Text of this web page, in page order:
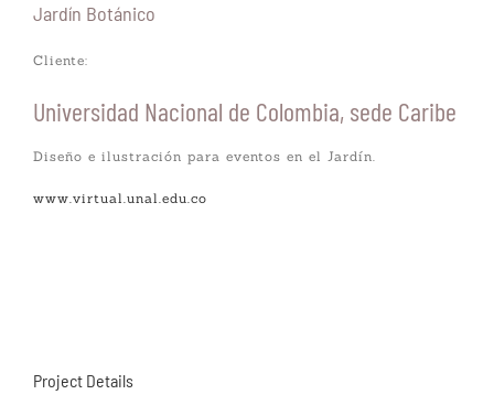
Jardín Botánico
Cliente:
Universidad Nacional de Colombia, sede Caribe
Diseño e ilustración para eventos en el Jardín.
www.virtual.unal.edu.co
Project Details